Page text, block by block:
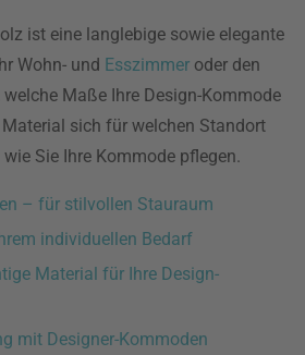
ist eine langlebige sowie elegante
Wohn- und Esszimmer oder den
welche Maße Ihre Design-Kommode
sich für welchen Standort
Sie Ihre Kommode pflegen.
– für stilvollen Stauraum
individuellen Bedarf
Material für Ihre Design-
mit Designer-Kommoden